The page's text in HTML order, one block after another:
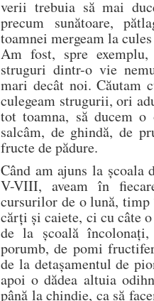
verii trebuia să mai
precum sunătoare,
toamnei mergeam la
Am fost, spre
struguri dintr-o vie
mari decât noi. Căutam
culegeam strugurii, ori
tot toamna, să ducem o
salcâm, de ghindă, de
fructe de pădure.
Când am ajuns la școala
V-VIII, aveam în
cursurilor de o lună, timp
cărți și caiete, ci cu câte
de la școală
porumb, de pomi
de la detașamentul de
apoi o dădea altuia
până la chindie, ca să